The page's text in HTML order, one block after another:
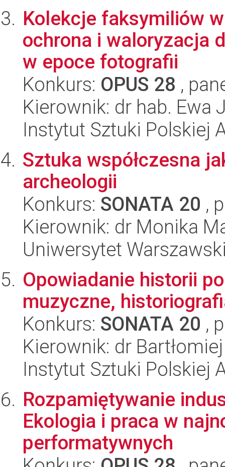
Kolekcje faksymiliów
ochrona i waloryzacja
w epoce fotografii
Konkurs: OPUS 28 ,
Kierownik: dr hab. Ewa
Instytut Sztuki Polskiej
Sztuka współczesna
archeologii
Konkurs: SONATA 20 ,
Kierownik: dr Monika
Uniwersytet
Opowiadanie historii
muzyczne,
Konkurs: SONATA 20 ,
Kierownik: dr
Instytut Sztuki Polskiej
Rozpamiętywanie
Ekologia i praca w
performatywnych